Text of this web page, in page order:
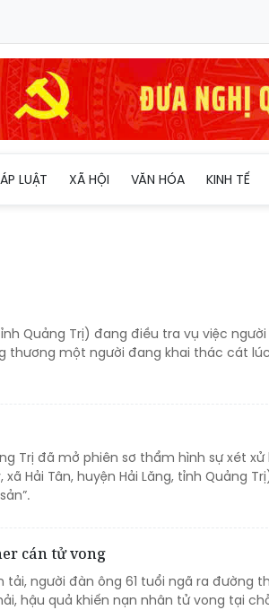
LUẬT XÃ HỘI VĂN HÓA KINH TẾ
Quảng Trị) đang điều tra vụ việc
thương một người đang khai thác cát
Trị đã mở phiên sơ thẩm hình sự xét xử
xã Hải Tân, huyện Hải Lăng, tỉnh Quảng
cán tử vong
tải, người đàn ông 61 tuổi ngã ra đường
hậu quả khiến nạn nhân tử vong tại